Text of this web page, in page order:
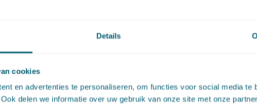
Details
cookies
en advertenties te personaliseren, om functies voor social media te
delen we informatie over uw gebruik van onze site met onze
afziet van aankoop of niet binnen de termijn beslist op het
vervalt het voorkeursrecht van rechtswege.
gestelde eisen in het omgevingsplan, dan kan hij B&W vragen de